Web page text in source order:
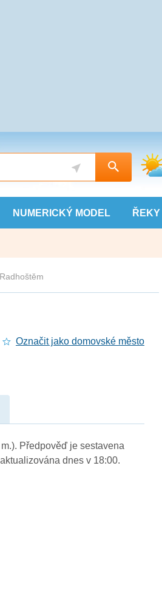
NUMERICKÝ MODEL ŘEKY
Označit jako domovské město
Předpověď je sestavena
dnes v 18:00.